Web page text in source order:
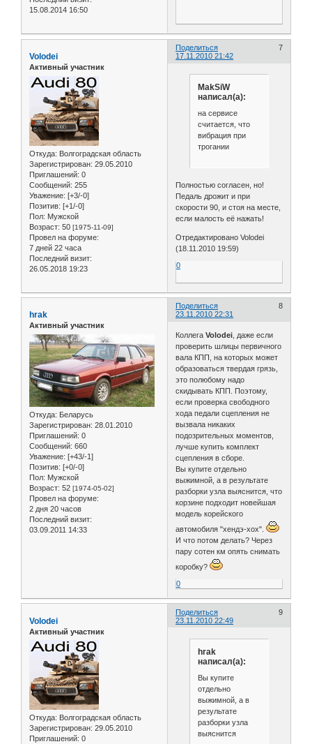
15.08.2014 16:50
Поделиться
7
17.11.2010 21:42
Volodei
Активный участник
Откуда: Волгоградская область
Зарегистрирован: 29.05.2010
Приглашений: 0
Сообщений: 255
Уважение: [+3/-0]
Позитив: [+1/-0]
Пол: Мужской
Возраст: 50 [1975-11-09]
Провел на форуме:
7 дней 22 часа
Последний визит:
26.05.2018 19:23
MakSiW
написал(а):
на сервисе
считается, что
вибрация при
трогании
Полностью согласен, но!
Педаль дрожит и при
скорости 90, и стоя на месте,
если малость её нажать!
Отредактировано Volodei
(18.11.2010 19:59)
0
Поделиться
8
23.11.2010 22:31
hrak
Активный участник
Откуда: Беларусь
Зарегистрирован: 28.01.2010
Приглашений: 0
Сообщений: 660
Уважение: [+43/-1]
Позитив: [+0/-0]
Пол: Мужской
Возраст: 52 [1974-05-02]
Провел на форуме:
2 дня 20 часов
Последний визит:
03.09.2011 14:33
КоллегаVolodei , даже если
проверить шлицы первичного
вала КПП, на которых может
образоваться твердая грязь,
это полюбому надо
скидывать КПП. Поэтому,
если проверка свободного
хода педали сцепления не
вызвала никаких
подозрительных моментов,
лучше купить комплект
сцепления в сборе.
Вы купите отдельно
выжимной, а в результате
разборки узла выяснится, что
корзине подходит новейшая
модель корейского
автомобиля "хендэ-хох".
И что потом делать? Через
пару сотен км опять снимать
коробку?
0
Поделиться
9
23.11.2010 22:49
Volodei
Активный участник
Откуда: Волгоградская область
Зарегистрирован: 29.05.2010
Приглашений: 0
hrak
написал(а):
Вы купите
отдельно
выжимной, а в
результате
разборки узла
выяснится